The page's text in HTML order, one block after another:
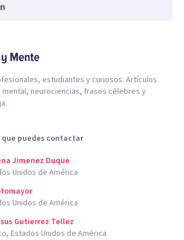
estudiantes y curiosos. Artículos
neurociencias, frases célebres y
que puedes contactar
Jimenez Duque
Unidos de América
Unidos de América
Gutierrez Tellez
Estados Unidos de América